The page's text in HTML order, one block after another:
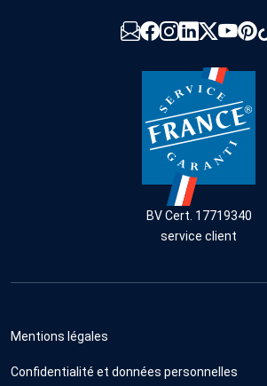
BV Cert. 17719340
service client
Mentions légales
Confidentialité et données personnelles